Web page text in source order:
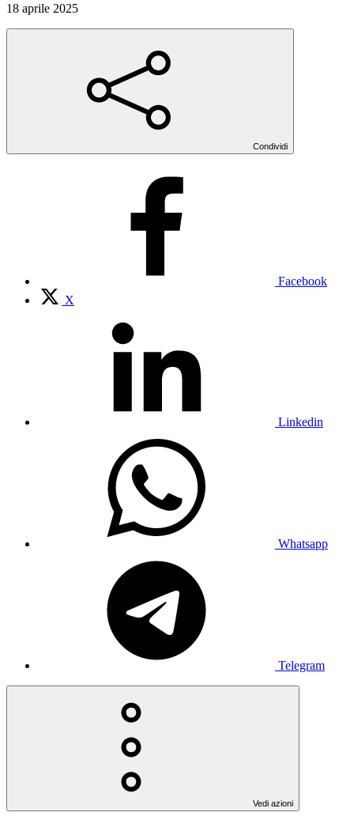
18 aprile 2025
Condividi
Facebook
X
Linkedin
Whatsapp
Telegram
Vedi azioni